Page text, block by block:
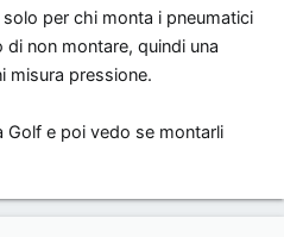
per chi monta i pneumatici
non montare, quindi una
misura pressione.
Golf e poi vedo se montarli